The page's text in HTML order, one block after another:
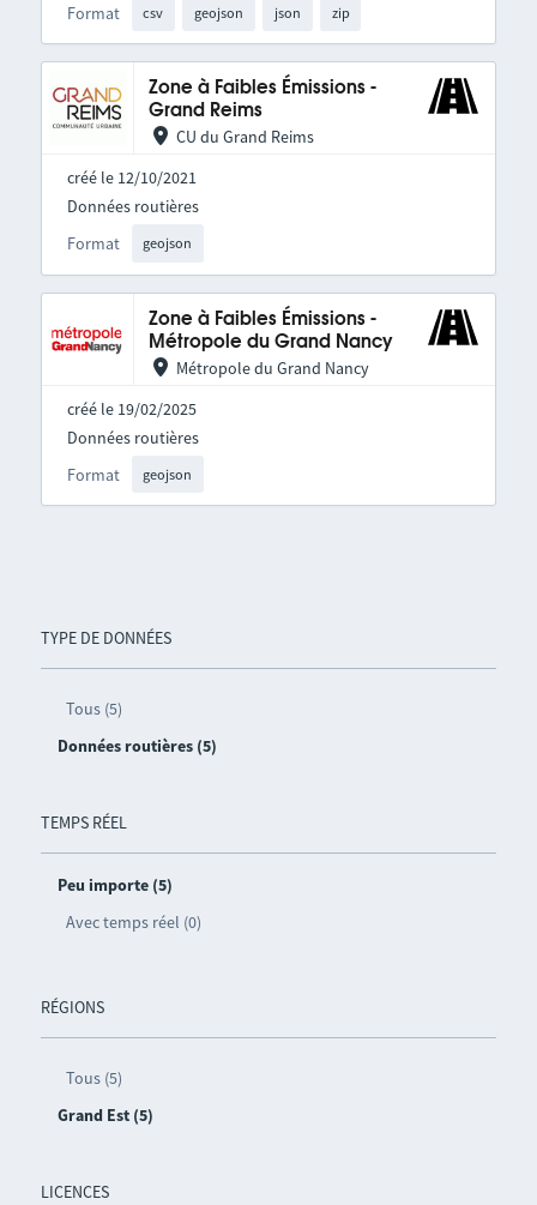
TYPE DE DONNÉES
Tous (5)
Données routières (5)
TEMPS RÉEL
Peu importe (5)
Avec temps réel (0)
RÉGIONS
Tous (5)
Grand Est (5)
LICENCES
Format csv geojson json zip
Zone à Faibles Émissions -
Grand Reims
CU du Grand Reims
créé le 12/10/2021
Format geojson
Données routières
Zone à Faibles Émissions -
Métropole du Grand Nancy
Métropole du Grand Nancy
créé le 19/02/2025
Format geojson
Données routières